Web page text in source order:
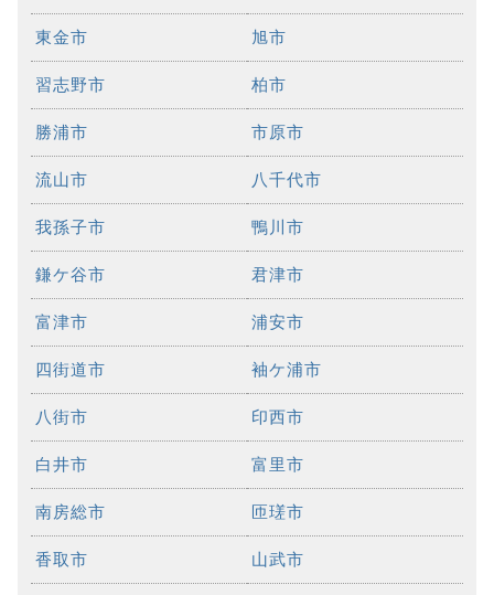
東金市 旭市
習志野市 柏市
勝浦市 市原市
流山市 八千代市
我孫子市 鴨川市
鎌ケ谷市 君津市
富津市 浦安市
四街道市 袖ケ浦市
八街市 印西市
白井市 富里市
南房総市 匝瑳市
香取市 山武市